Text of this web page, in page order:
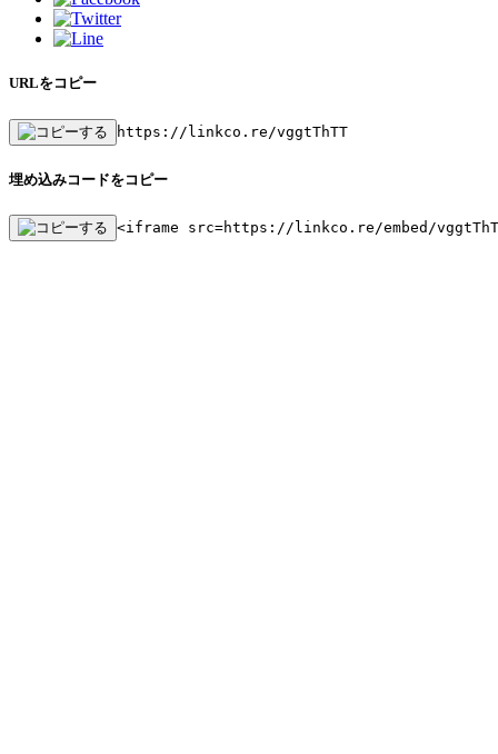
URLをコピー
https://linkco.re/vggtThTT
埋め込みコードをコピー
<iframe src=https://linkco.re/embed/